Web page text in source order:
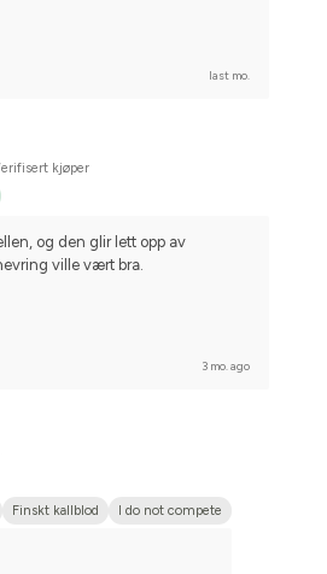
last mo.
kjøper
og den glir lett opp av
ville vært bra.
3 mo. ago
Finskt kallblod I do not compete